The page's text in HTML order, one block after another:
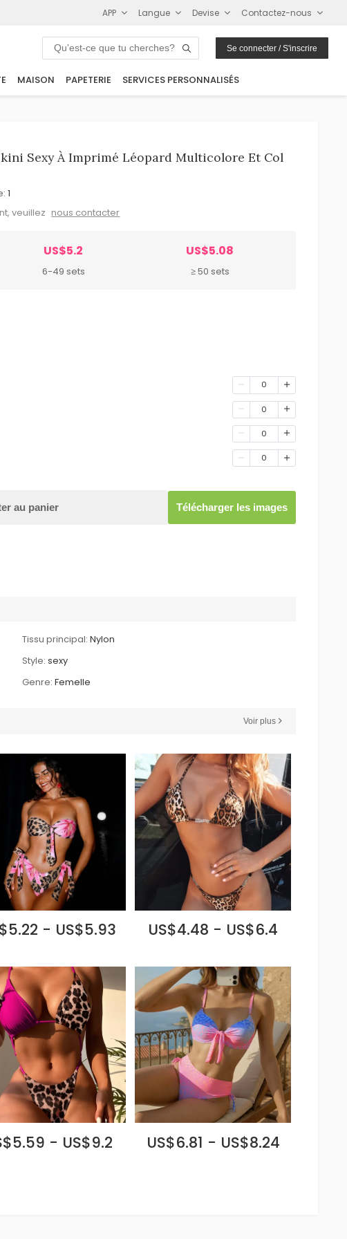
APP Langue Devise Contactez-nous
Se connecter / S'inscrire
MAISON PAPETERIE SERVICES PERSONNALISÉS
Sexy À Imprimé Léopard Multicolore Et Col
1
veuillez nous contacter
US$5.2
6-49 sets
US$5.08
≥ 50 sets
0
0
0
0
au panier Télécharger les images
Tissu principal: Nylon
Style: sexy
Genre: Femelle
Voir plus
- US$5.93 US$4.48 - US$6.4
- US$9.2 US$6.81 - US$8.24